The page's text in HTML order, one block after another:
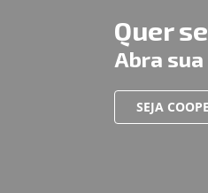
Quer
Abra
SEJA